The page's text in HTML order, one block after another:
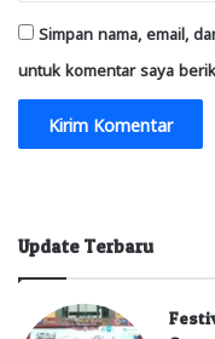
Simpan nama, email,
untuk komentar saya
Update Terbaru